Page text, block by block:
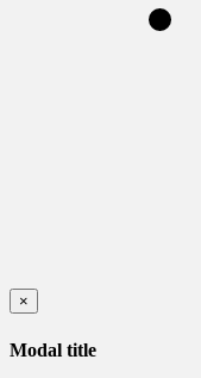
×
Modal title